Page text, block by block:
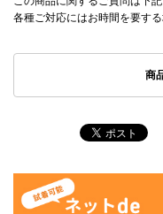
各種ご対応にはお時間を要す
商